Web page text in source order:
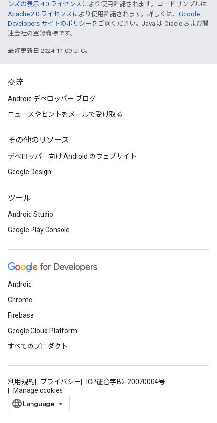
ンズの表示 4.0 ライセンス により使用許諾されます。コードサンプルは
Apache 2.0 ライセンス により使用許諾されます。詳しくは、 Google
Developers サイトのポリシー をご覧ください。Java は Oracle および関
連会社の登録商標です。
最終更新日 2024-11-09 UTC。
交流
Android デベロッパー ブログ
ニュースやヒントをメールで受け取る
その他のリソース
デベロッパー向け Android のウェブサイト
Google Design
ツール
Android Studio
Google Play Console
Android
Chrome
Firebase
Google Cloud Platform
すべてのプロダクト
利用規約 プライバシー
ICP证合字B2-20070004号
Manage cookies